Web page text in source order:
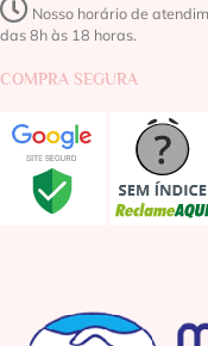
Nosso horário de
das 8h às 18 horas.
COMPRA SEGURA